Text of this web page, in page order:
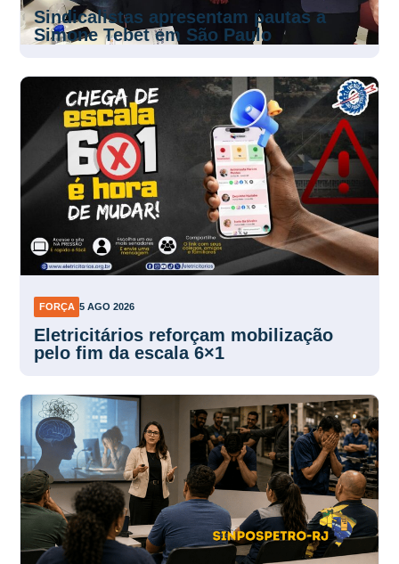
Sindicalistas apresentam pautas a
Simone Tebet em São Paulo
FORÇA 5 AGO 2026
Eletricitários reforçam mobilização
pelo fim da escala 6×1